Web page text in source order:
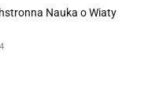
Nauka o Wiaty